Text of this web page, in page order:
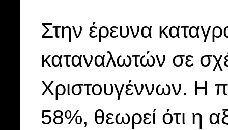
Στην έρευνα
καταναλωτών σε
Χριστουγέννων. Η
58%, θεωρεί ότι η